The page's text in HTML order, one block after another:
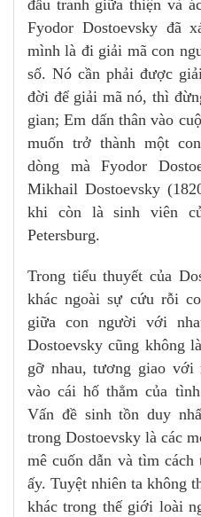
đấu tranh giữa thiện và
Fyodor Dostoevsky đã
mình là đi giải mã con
số. Nó cần phải được
đời để giải mã nó, thì
gian; Em dấn thân vào
muốn trở thành một
dòng mà Fyodor
Mikhail Dostoevsky
khi còn là sinh viên
Petersburg.
Trong tiểu thuyết của
khác ngoài sự cứu rỗi
giữa con người với
Dostoevsky cũng không
gỡ nhau, tương giao với
vào cái hố thẳm của
Vấn đề sinh tồn duy
trong Dostoevsky là các
mê cuốn dẫn và tìm
ấy. Tuyệt nhiên ta không
khác trong thế giới loài